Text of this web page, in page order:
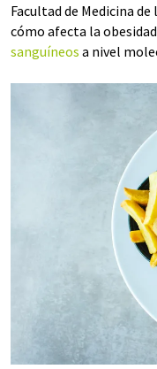
Facultad de Medicina
cómo afecta la
sanguíneos a nivel